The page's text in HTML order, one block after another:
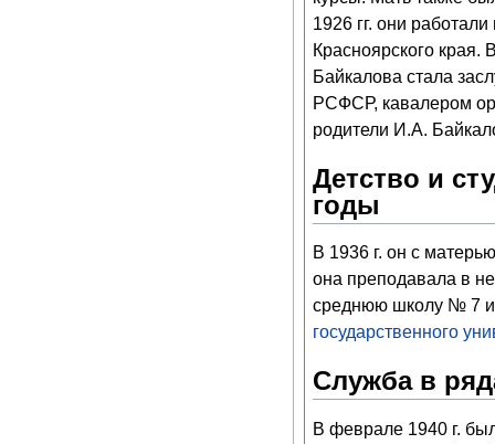
1926 гг. они
Красноярского края.
Байкалова стала
РСФСР, кавалером
родители И.А.
Детство и
годы
В 1936 г. он с
она преподавала в
среднюю школу № 7
государственного
Служба в
В феврале 1940 г.